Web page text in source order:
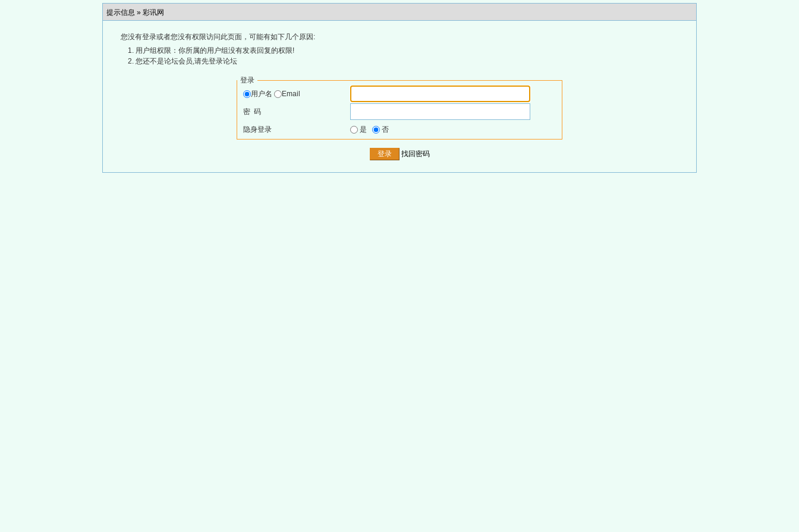
提示信息 » 彩讯网
您没有登录或者您没有权限访问此页面，可能有如下几个原因:
用户组权限：你所属的用户组没有发表回复的权限!
您还不是论坛会员,请先登录论坛
登录
用户名
Email
密 码
隐身登录 是 否
找回密码